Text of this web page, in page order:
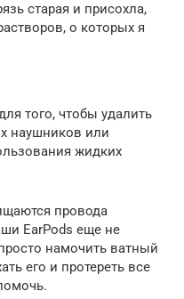
старая и присохла,
о которых я
того, чтобы удалить
наушников или
жидких
провода
EarPods еще не
намочить ватный
его и протереть все